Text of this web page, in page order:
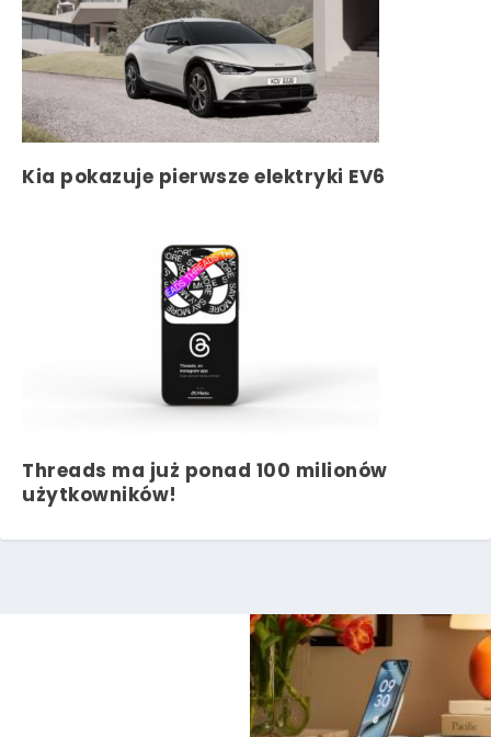
Kia pokazuje pierwsze elektryki EV6
Threads ma już ponad 100 milionów
użytkowników!